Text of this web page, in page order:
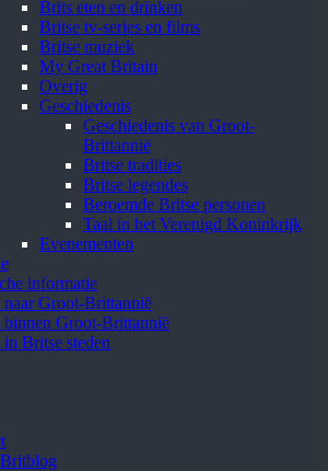
Brits eten en drinken
Britse tv-series en films
Britse muziek
My Great Britain
Overig
Geschiedenis
Geschiedenis van Groot-
Brittannië
Britse tradities
Britse legendes
Beroemde Britse personen
Taal in het Verenigd Koninkrijk
Evenementen
informatie
naar Groot-Brittannië
binnen Groot-Brittannië
Britse steden